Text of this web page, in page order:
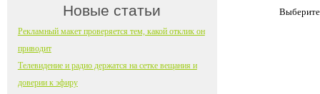
Новые статьи
Рекламный макет проверяется тем, какой отклик он
приводит
Телевидение и радио держатся на сетке вещания и
доверии к эфиру